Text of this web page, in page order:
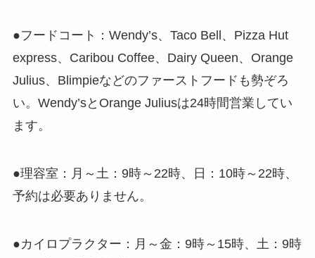
●フードコート：Wendy’s、Taco Bell、Pizza Hut
express、Caribou Coffee、Dairy Queen、Orange
Julius、Blimpieなどのファーストフードも勢ぞろ
い。Wendy’sとOrange Juliusは24時間営業してい
ます。
●理容室：月～土：9時～22時、日：10時～22時、
予約は必要ありません。
●カイロプラクター：月～金：9時～15時、土：9時